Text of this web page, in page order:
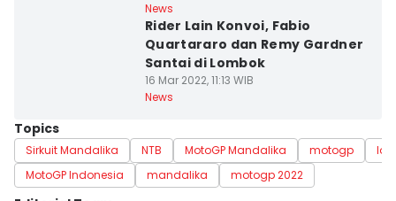
News
Rider Lain Konvoi, Fabio
Quartararo dan Remy Gardner
Santai di Lombok
16 Mar 2022, 11:13 WIB
News
Topics
Sirkuit Mandalika NTB MotoGP Mandalika motogp
MotoGP Indonesia
mandalika motogp 2022